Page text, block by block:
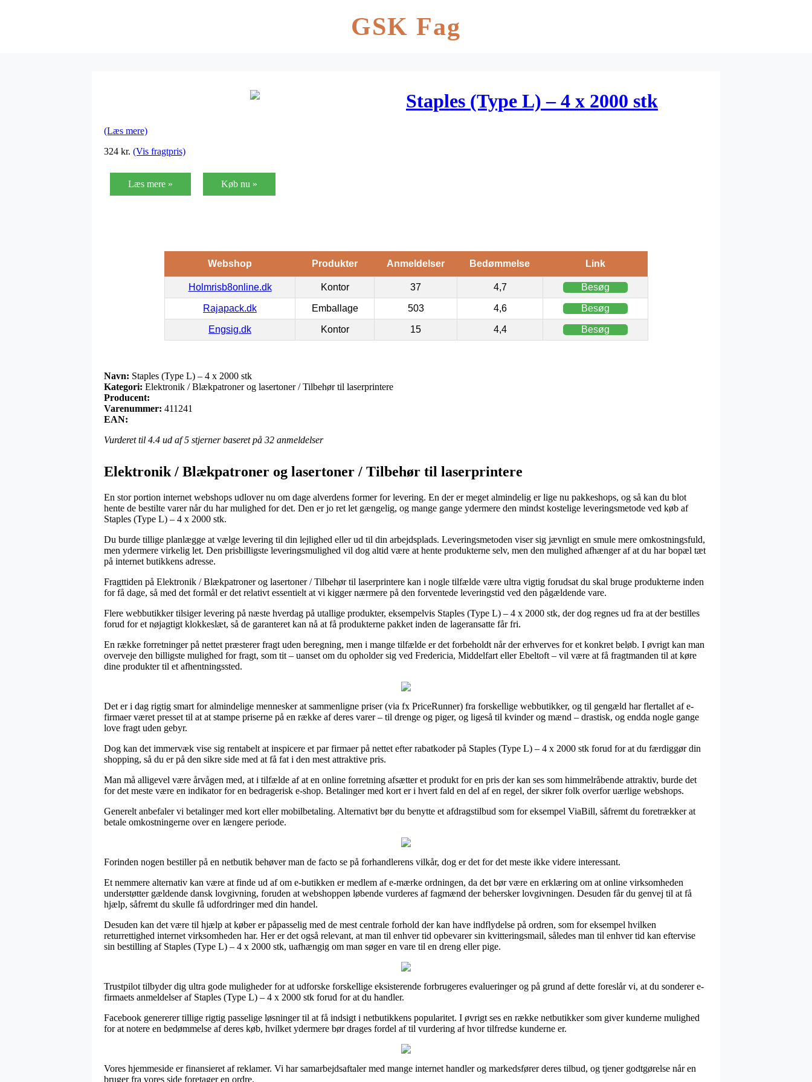
GSK Fag
Staples (Type L) – 4 x 2000 stk
(Læs mere)
324 kr. (Vis fragtpris)
Læs mere » Køb nu »
Webshop Produkter Anmeldelser Bedømmelse Link
Holmrisb8online.dk Kontor 37 4,7 Besøg
Rajapack.dk Emballage 503 4,6 Besøg
Engsig.dk Kontor 15 4,4 Besøg
Navn: Staples (Type L) – 4 x 2000 stk
Kategori: Elektronik / Blækpatroner og lasertoner / Tilbehør til laserprintere
Producent:
Varenummer: 411241
EAN:
Vurderet til 4.4 ud af 5 stjerner baseret på 32 anmeldelser
Elektronik / Blækpatroner og lasertoner / Tilbehør til laserprintere
En stor portion internet webshops udlover nu om dage alverdens former for levering. En der er meget almindelig er lige nu pakkeshops, og så kan du blot
hente de bestilte varer når du har mulighed for det. Den er jo ret let gængelig, og mange gange ydermere den mindst kostelige leveringsmetode ved køb af
Staples (Type L) – 4 x 2000 stk.
Du burde tillige planlægge at vælge levering til din lejlighed eller ud til din arbejdsplads. Leveringsmetoden viser sig jævnligt en smule mere omkostningsfuld,
men ydermere virkelig let. Den prisbilligste leveringsmulighed vil dog altid være at hente produkterne selv, men den mulighed afhænger af at du har bopæl tæt
på internet butikkens adresse.
Fragttiden på Elektronik / Blækpatroner og lasertoner / Tilbehør til laserprintere kan i nogle tilfælde være ultra vigtig forudsat du skal bruge produkterne inden
for få dage, så med det formål er det relativt essentielt at vi kigger nærmere på den forventede leveringstid ved den pågældende vare.
Flere webbutikker tilsiger levering på næste hverdag på utallige produkter, eksempelvis Staples (Type L) – 4 x 2000 stk, der dog regnes ud fra at der bestilles
forud for et nøjagtigt klokkeslæt, så de garanteret kan nå at få produkterne pakket inden de lageransatte får fri.
En række forretninger på nettet præsterer fragt uden beregning, men i mange tilfælde er det forbeholdt når der erhverves for et konkret beløb. I øvrigt kan man
overveje den billigste mulighed for fragt, som tit – uanset om du opholder sig ved Fredericia, Middelfart eller Ebeltoft – vil være at få fragtmanden til at køre
dine produkter til et afhentningssted.
Det er i dag rigtig smart for almindelige mennesker at sammenligne priser (via fx PriceRunner) fra forskellige webbutikker, og til gengæld har flertallet af e-
firmaer været presset til at at stampe priserne på en række af deres varer – til drenge og piger, og ligeså til kvinder og mænd – drastisk, og endda nogle gange
love fragt uden gebyr.
Dog kan det immervæk vise sig rentabelt at inspicere et par firmaer på nettet efter rabatkoder på Staples (Type L) – 4 x 2000 stk forud for at du færdiggør din
shopping, så du er på den sikre side med at få fat i den mest attraktive pris.
Man må alligevel være årvågen med, at i tilfælde af at en online forretning afsætter et produkt for en pris der kan ses som himmelråbende attraktiv, burde det
for det meste være en indikator for en bedragerisk e-shop. Betalinger med kort er i hvert fald en del af en regel, der sikrer folk overfor uærlige webshops.
Generelt anbefaler vi betalinger med kort eller mobilbetaling. Alternativt bør du benytte et afdragstilbud som for eksempel ViaBill, såfremt du foretrækker at
betale omkostningerne over en længere periode.
Forinden nogen bestiller på en netbutik behøver man de facto se på forhandlerens vilkår, dog er det for det meste ikke videre interessant.
Et nemmere alternativ kan være at finde ud af om e-butikken er medlem af e-mærke ordningen, da det bør være en erklæring om at online virksomheden
understøtter gældende dansk lovgivning, foruden at webshoppen løbende vurderes af fagmænd der behersker lovgivningen. Desuden får du genvej til at få
hjælp, såfremt du skulle få udfordringer med din handel.
Desuden kan det være til hjælp at køber er påpasselig med de mest centrale forhold der kan have indflydelse på ordren, som for eksempel hvilken
returrettighed internet virksomheden har. Her er det også relevant, at man til enhver tid opbevarer sin kvitteringsmail, således man til enhver tid kan eftervise
sin bestilling af Staples (Type L) – 4 x 2000 stk, uafhængig om man søger en vare til en dreng eller pige.
Trustpilot tilbyder dig ultra gode muligheder for at udforske forskellige eksisterende forbrugeres evalueringer og på grund af dette foreslår vi, at du sonderer e-
firmaets anmeldelser af Staples (Type L) – 4 x 2000 stk forud for at du handler.
Facebook genererer tillige rigtig passelige løsninger til at få indsigt i netbutikkens popularitet. I øvrigt ses en række netbutikker som giver kunderne mulighed
for at notere en bedømmelse af deres køb, hvilket ydermere bør drages fordel af til vurdering af hvor tilfredse kunderne er.
Vores hjemmeside er finansieret af reklamer. Vi har samarbejdsaftaler med mange internet handler og markedsfører deres tilbud, og tjener godtgørelse når en
bruger fra vores side foretager en ordre.